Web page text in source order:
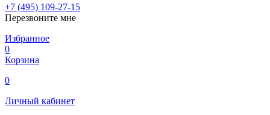
+7 (495) 109-27-15
Перезвоните мне
Избранное
0
Корзина
0
Личный кабинет